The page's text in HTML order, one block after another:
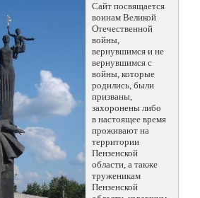
Сайт посвящается
воинам Великой
Отечественной
войны,
вернувшимся и не
вернувшимся с
войны, которые
родились, были
призваны,
захоронены либо
в настоящее время
проживают на
территории
Пензенской
области, а также
труженикам
Пензенской